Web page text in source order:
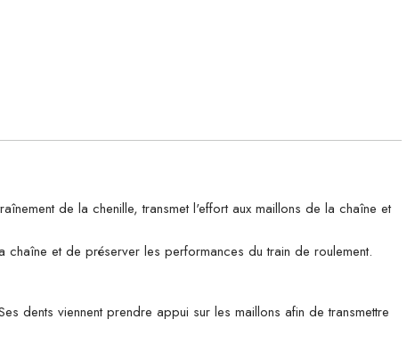
de la chenille, transmet l'effort aux maillons de la chaîne et
et de préserver les performances du train de roulement.
dents viennent prendre appui sur les maillons afin de transmettre